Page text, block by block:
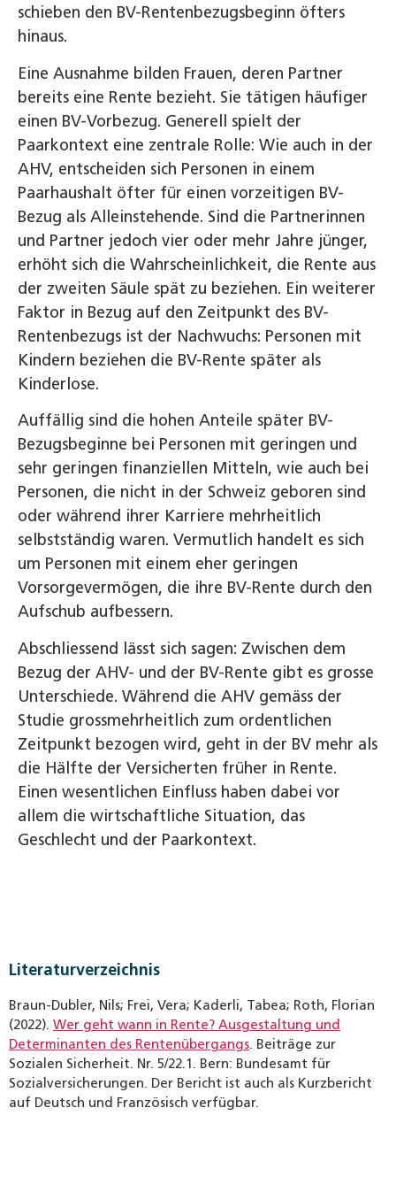
schieben den BV-Rentenbezugsbeginn öfters
hinaus.
Eine Ausnahme bilden Frauen, deren Partner
bereits eine Rente bezieht. Sie tätigen häufiger
einen BV-Vorbezug. Generell spielt der
Paarkontext eine zentrale Rolle: Wie auch in der
AHV, entscheiden sich Personen in einem
Paarhaushalt öfter für einen vorzeitigen BV-
Bezug als Alleinstehende. Sind die Partnerinnen
und Partner jedoch vier oder mehr Jahre jünger,
erhöht sich die Wahrscheinlichkeit, die Rente aus
der zweiten Säule spät zu beziehen. Ein weiterer
Faktor in Bezug auf den Zeitpunkt des BV-
Rentenbezugs ist der Nachwuchs: Personen mit
Kindern beziehen die BV-Rente später als
Kinderlose.
Auffällig sind die hohen Anteile später BV-
Bezugsbeginne bei Personen mit geringen und
sehr geringen finanziellen Mitteln, wie auch bei
Personen, die nicht in der Schweiz geboren sind
oder während ihrer Karriere mehrheitlich
selbstständig waren. Vermutlich handelt es sich
um Personen mit einem eher geringen
Vorsorgevermögen, die ihre BV-Rente durch den
Aufschub aufbessern.
Abschliessend lässt sich sagen: Zwischen dem
Bezug der AHV- und der BV-Rente gibt es grosse
Unterschiede. Während die AHV gemäss der
Studie grossmehrheitlich zum ordentlichen
Zeitpunkt bezogen wird, geht in der BV mehr als
die Hälfte der Versicherten früher in Rente.
Einen wesentlichen Einfluss haben dabei vor
allem die wirtschaftliche Situation, das
Geschlecht und der Paarkontext.
Literaturverzeichnis
Braun-Dubler, Nils; Frei, Vera; Kaderli, Tabea; Roth, Florian
(2022). Wer geht wann in Rente? Ausgestaltung und
Determinanten des Rentenübergangs. Beiträge zur
Sozialen Sicherheit. Nr. 5/22.1. Bern: Bundesamt für
Sozialversicherungen. Der Bericht ist auch als Kurzbericht
auf Deutsch und Französisch verfügbar.